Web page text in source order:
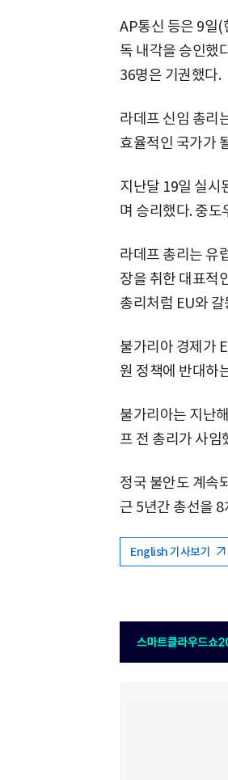
AP통신 등은 9일(
독 내각을 승인했
36명은 기권했다.
라데프 신임 총리
효율적인 국가가
지난달 19일 실시
며 승리했다. 중
라데프 총리는 유
장을 취한 대표적
총리처럼 EU와
불가리아 경제가
원 정책에 반대하
불가리아는 지난
프 전 총리가 사
정국 불안도 계속
근 5년간 총선을
English 기사보기